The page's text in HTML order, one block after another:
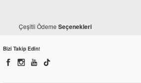
Monero
Bajaj Pulsar 200 NS Siyah El Koruma Rüzgarlığı
Çeşitli Ödeme Seçenekleri
Bizi Takip Edin!